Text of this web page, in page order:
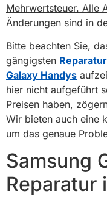
Mehrwertsteuer. Alle
Änderungen sind in
Bitte beachten Sie,
gängigsten
Galaxy Handys
hier nicht aufgeführt
Preisen haben,
Wir bieten auch eine
um das genaue
Samsung
Reparatur